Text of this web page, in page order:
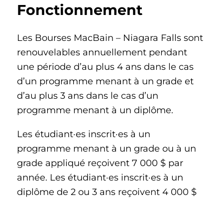
Fonctionnement
Les Bourses MacBain – Niagara Falls sont
renouvelables annuellement pendant
une période d’au plus 4 ans dans le cas
d’un programme menant à un grade et
d’au plus 3 ans dans le cas d’un
programme menant à un diplôme.
Les étudiant·es inscrit·es à un
programme menant à un grade ou à un
grade appliqué reçoivent 7 000 $ par
année. Les étudiant·es inscrit·es à un
diplôme de 2 ou 3 ans reçoivent 4 000 $